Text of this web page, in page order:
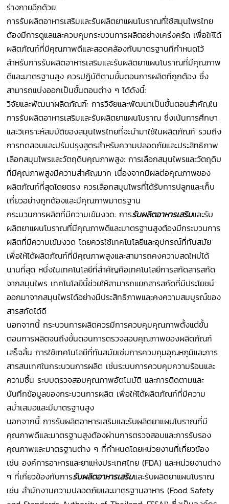
ร่างกายอีกด้วย
การรับผลิตอาหารเสริมและรับผลิตยาแผนโบราณที่ใช้สมุนไพรไทย
ต้องมีการดูแลและควบคุมกระบวนการผลิตอย่างเคร่งครัด เพื่อให้ได้
ผลิตภัณฑ์ที่มีคุณภาพดีและสอดคล้องกับมาตรฐานที่กำหนดไว้
สำหรับการรับผลิตอาหารเสริมและรับผลิตยาแผนโบราณที่มีคุณภาพ
ดีและมาตรฐานสูง ควรปฏิบัติตามขั้นตอนการผลิตที่ถูกต้อง ซึ่ง
สามารถแบ่งออกเป็นขั้นตอนต่าง ๆ ได้ดังนี้:
วิจัยและพัฒนาผลิตภัณฑ์: การวิจัยและพัฒนาเป็นขั้นตอนสำคัญใน
การรับผลิตอาหารเสริมและรับผลิตยาแผนโบราณ ซึ่งเน้นการศึกษา
และวิเคราะห์สมบัติของสมุนไพรไทยที่จะนำมาใช้ในผลิตภัณฑ์ รวมถึง
การทดสอบและปรับปรุงสูตรสำหรับความปลอดภัยและประสิทธิภาพ
เลือกสมุนไพรและวัตถุดิบคุณภาพสูง: การเลือกสมุนไพรและวัตถุดิบ
ที่มีคุณภาพสูงมีความสำคัญมาก เนื่องจากมีผลต่อคุณภาพของ
ผลิตภัณฑ์ที่สุดโดยตรง ควรเลือกสมุนไพรที่ได้รับการปลูกและเก็บ
เกี่ยวอย่างถูกต้องและมีคุณภาพมาตรฐาน
กระบวนการผลิตที่มีความเข้มงวด: การรับผลิตอาหารเสริมและรับ
ผลิตยาแผนโบราณที่มีคุณภาพดีและมาตรฐานสูงต้องมีกระบวนการ
ผลิตที่มีความเข้มงวด โดยควรใช้เทคโนโลยีและอุปกรณ์ที่ทันสมัย
เพื่อให้ได้ผลิตภัณฑ์ที่มีคุณภาพสูงและสามารถคงความสดใหม่ได้
นานที่สุด หนึ่งในเทคโนโลยีที่สำคัญคือเทคโนโลยีการสกัดสารสกัด
จากสมุนไพร เทคโนโลยีนี้ช่วยให้สามารถแยกสารสกัดที่มีประโยชน์
ออกมาจากสมุนไพรได้อย่างมีประสิทธิภาพและคงความสมบูรณ์ของ
สารสกัดได้ดี
นอกจากนี้ กระบวนการผลิตควรมีการควบคุมคุณภาพตั้งแต่ขั้น
ตอนการผลิตจนถึงขั้นตอนการตรวจสอบคุณภาพของผลิตภัณฑ์
เสร็จสิ้น การใช้เทคโนโลยีที่ทันสมัยเช่นการควบคุมอุณหภูมิและการ
สารสนเทศในกระบวนการผลิต เช่นระบบการควบคุมความร้อนและ
ความชื้น ระบบตรวจสอบคุณภาพอัตโนมัติ และการติดตามและ
บันทึกข้อมูลของกระบวนการผลิต เพื่อให้ได้ผลิตภัณฑ์ที่มีความ
สม่ำเสมอและมีมาตรฐานสูง
นอกจากนี้ การรับผลิตอาหารเสริมและรับผลิตยาแผนโบราณที่มี
คุณภาพดีและมาตรฐานสูงต้องผ่านการตรวจสอบและการรับรอง
คุณภาพและมาตรฐานต่าง ๆ ที่กำหนดโดยหน่วยงานที่เกี่ยวข้อง
เช่น องค์การอาหารและยาแห่งประเทศไทย (FDA) และหน่วยงานต่าง
ๆ ที่เกี่ยวข้องกับการรับผลิตอาหารเสริมและรับผลิตยาแผนโบราณ
เช่น สำนักงานความปลอดภัยและมาตรฐานอาหาร (Food Safety